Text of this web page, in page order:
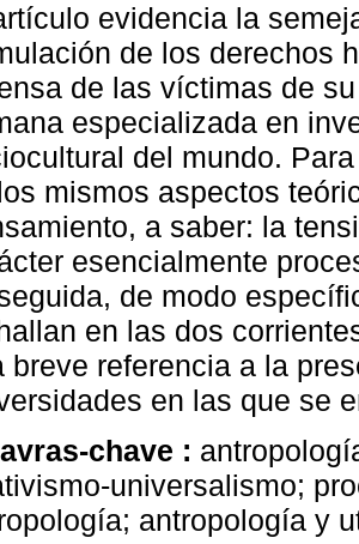
evidencia la
de los derechos
de las víctimas de
especializada en
del mundo.
mismos aspectos
a saber: la
esencialmente
de modo
en las dos
breve referencia a la
en las que se
chave :
universalismo;
antropología y